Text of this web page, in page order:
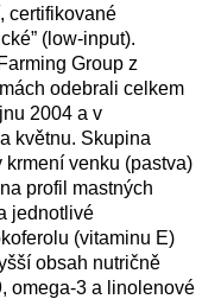
certifikované
(low-input).
Group z
odebrali celkem
2004 a v
květnu. Skupina
venku (pastva)
profil mastných
jednotlivé
(vitaminu E)
obsah nutričně
omega-3 a linolenové